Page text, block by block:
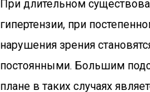
При длительном
гипертензии, при
нарушения зрения
постоянными. Большим
плане в таких случаях